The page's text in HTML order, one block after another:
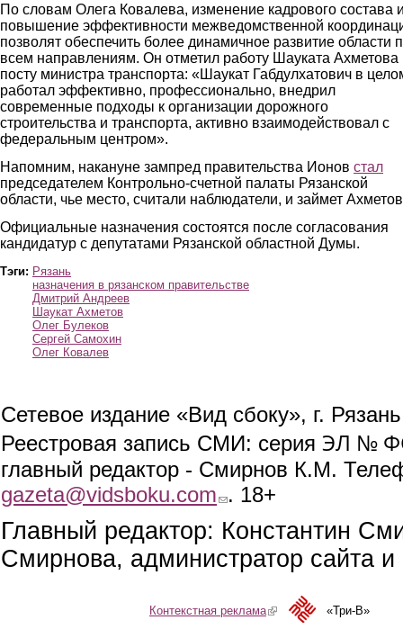
По словам Олега Ковалева, изменение кадрового состава
повышение эффективности межведомственной
позволят обеспечить более динамичное развитие области
всем направлениям. Он отметил работу Шауката Ахметова
посту министра транспорта: «Шаукат Габдулхатович в
работал эффективно, профессионально, внедрил
современные подходы к организации дорожного
строительства и транспорта, активно взаимодействовал с
федеральным центром».
Напомним, накануне зампред правительства Ионов стал
председателем Контрольно-счетной палаты Рязанской
области, чье место, считали наблюдатели, и займет
Официальные назначения состоятся после согласования
кандидатур с депутатами Рязанской областной Думы.
Тэги: Рязань
назначения в рязанском правительстве
Дмитрий Андреев
Шаукат Ахметов
Олег Булеков
Сергей Самохин
Олег Ковалев
Сетевое издание «Вид сбоку», г.
Реестровая запись СМИ: серия ЭЛ №
главный редактор - Смирнов К.М.
gazeta@vidsboku.com (link sends e-mail)
. 18+
Главный редактор: Константин
Смирнова, администратор сайта
Контекстная реклама(link is external)«Три-В»